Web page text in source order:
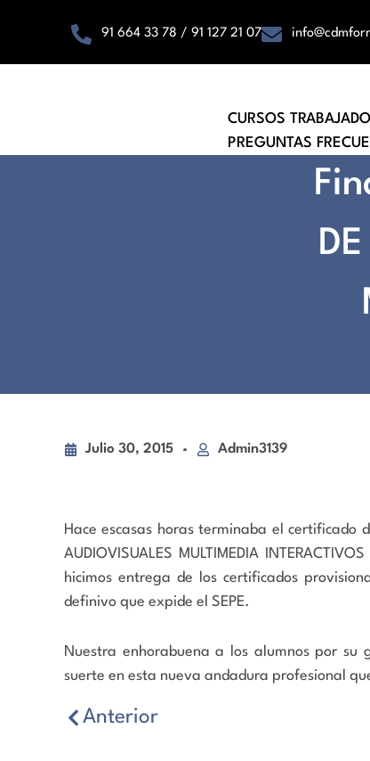
91 664 33 78 / 91 127 21 07
CURSOS
PREGUNTAS
Julio 30, 2015 Admin3139
Hace escasas horas terminaba el certificado
AUDIOVISUALES MULTIMEDIA
hicimos entrega de los certificados
definivo que expide el SEPE.
Nuestra enhorabuena a los alumnos por su
suerte en esta nueva andadura profesional
Anterior